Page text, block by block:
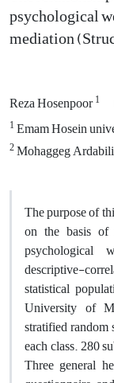
psychological
mediation
Reza Hosenpoor1
1Emam Hosein
2Mohaggeg Ardabili
The purpose of
on the basis of
psychological
descriptive-
statistical
University of
stratified
each class. 280
Three general